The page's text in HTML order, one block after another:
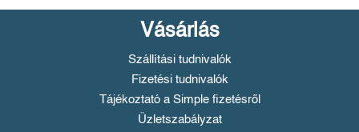
Vásárlás
Szállítási tudnivalók
Fizetési tudnivalók
Tájékoztató a Simple fizetésről
Üzletszabályzat